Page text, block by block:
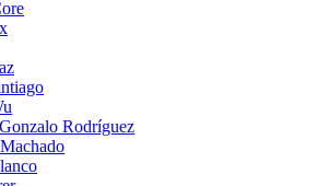
Rodríguez